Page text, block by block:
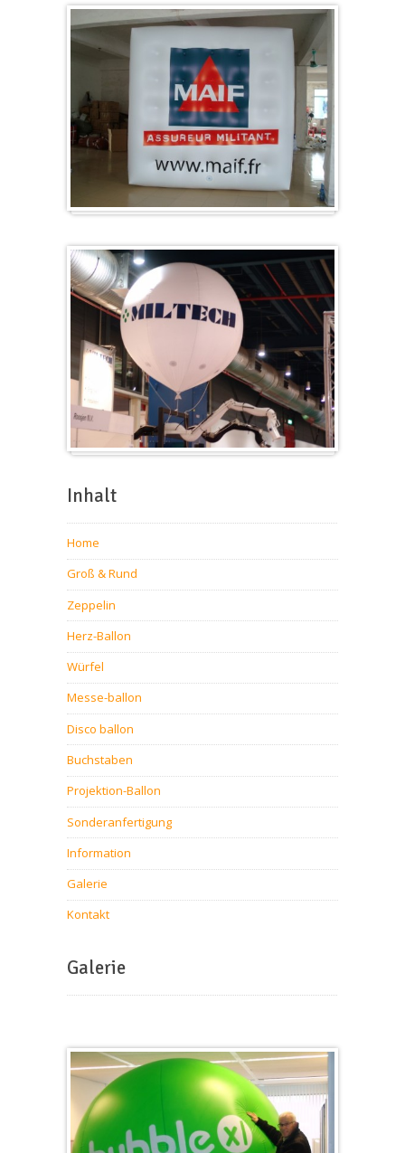
Inhalt
Home
Groß & Rund
Zeppelin
Herz-Ballon
Würfel
Messe-ballon
Disco ballon
Buchstaben
Projektion-Ballon
Sonderanfertigung
Information
Galerie
Kontakt
Galerie